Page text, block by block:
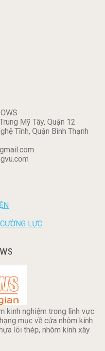
Mỹ Tây, Quận 12
Tĩnh, Quận Bình Thạnh
LỰC
kinh nghiệm trong lĩnh vực
mục về cửa nhôm kính
lõi thép, nhôm kính xây